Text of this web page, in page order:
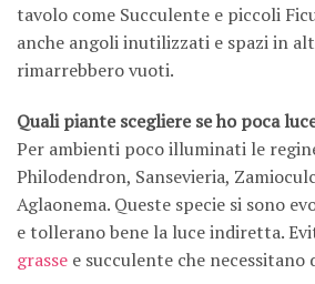
tavolo come Succulente e piccoli
anche angoli inutilizzati e spazi in
rimarrebbero vuoti.
Quali piante scegliere se ho poca
Per ambienti poco illuminati le
Philodendron, Sansevieria,
Aglaonema. Queste specie si sono
e tollerano bene la luce indiretta.
grasse e succulente che